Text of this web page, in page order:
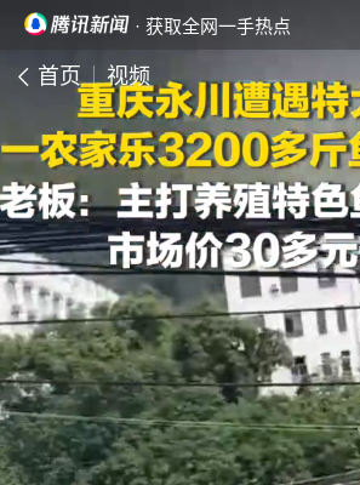
· 获取全网一手热点
首页 视频